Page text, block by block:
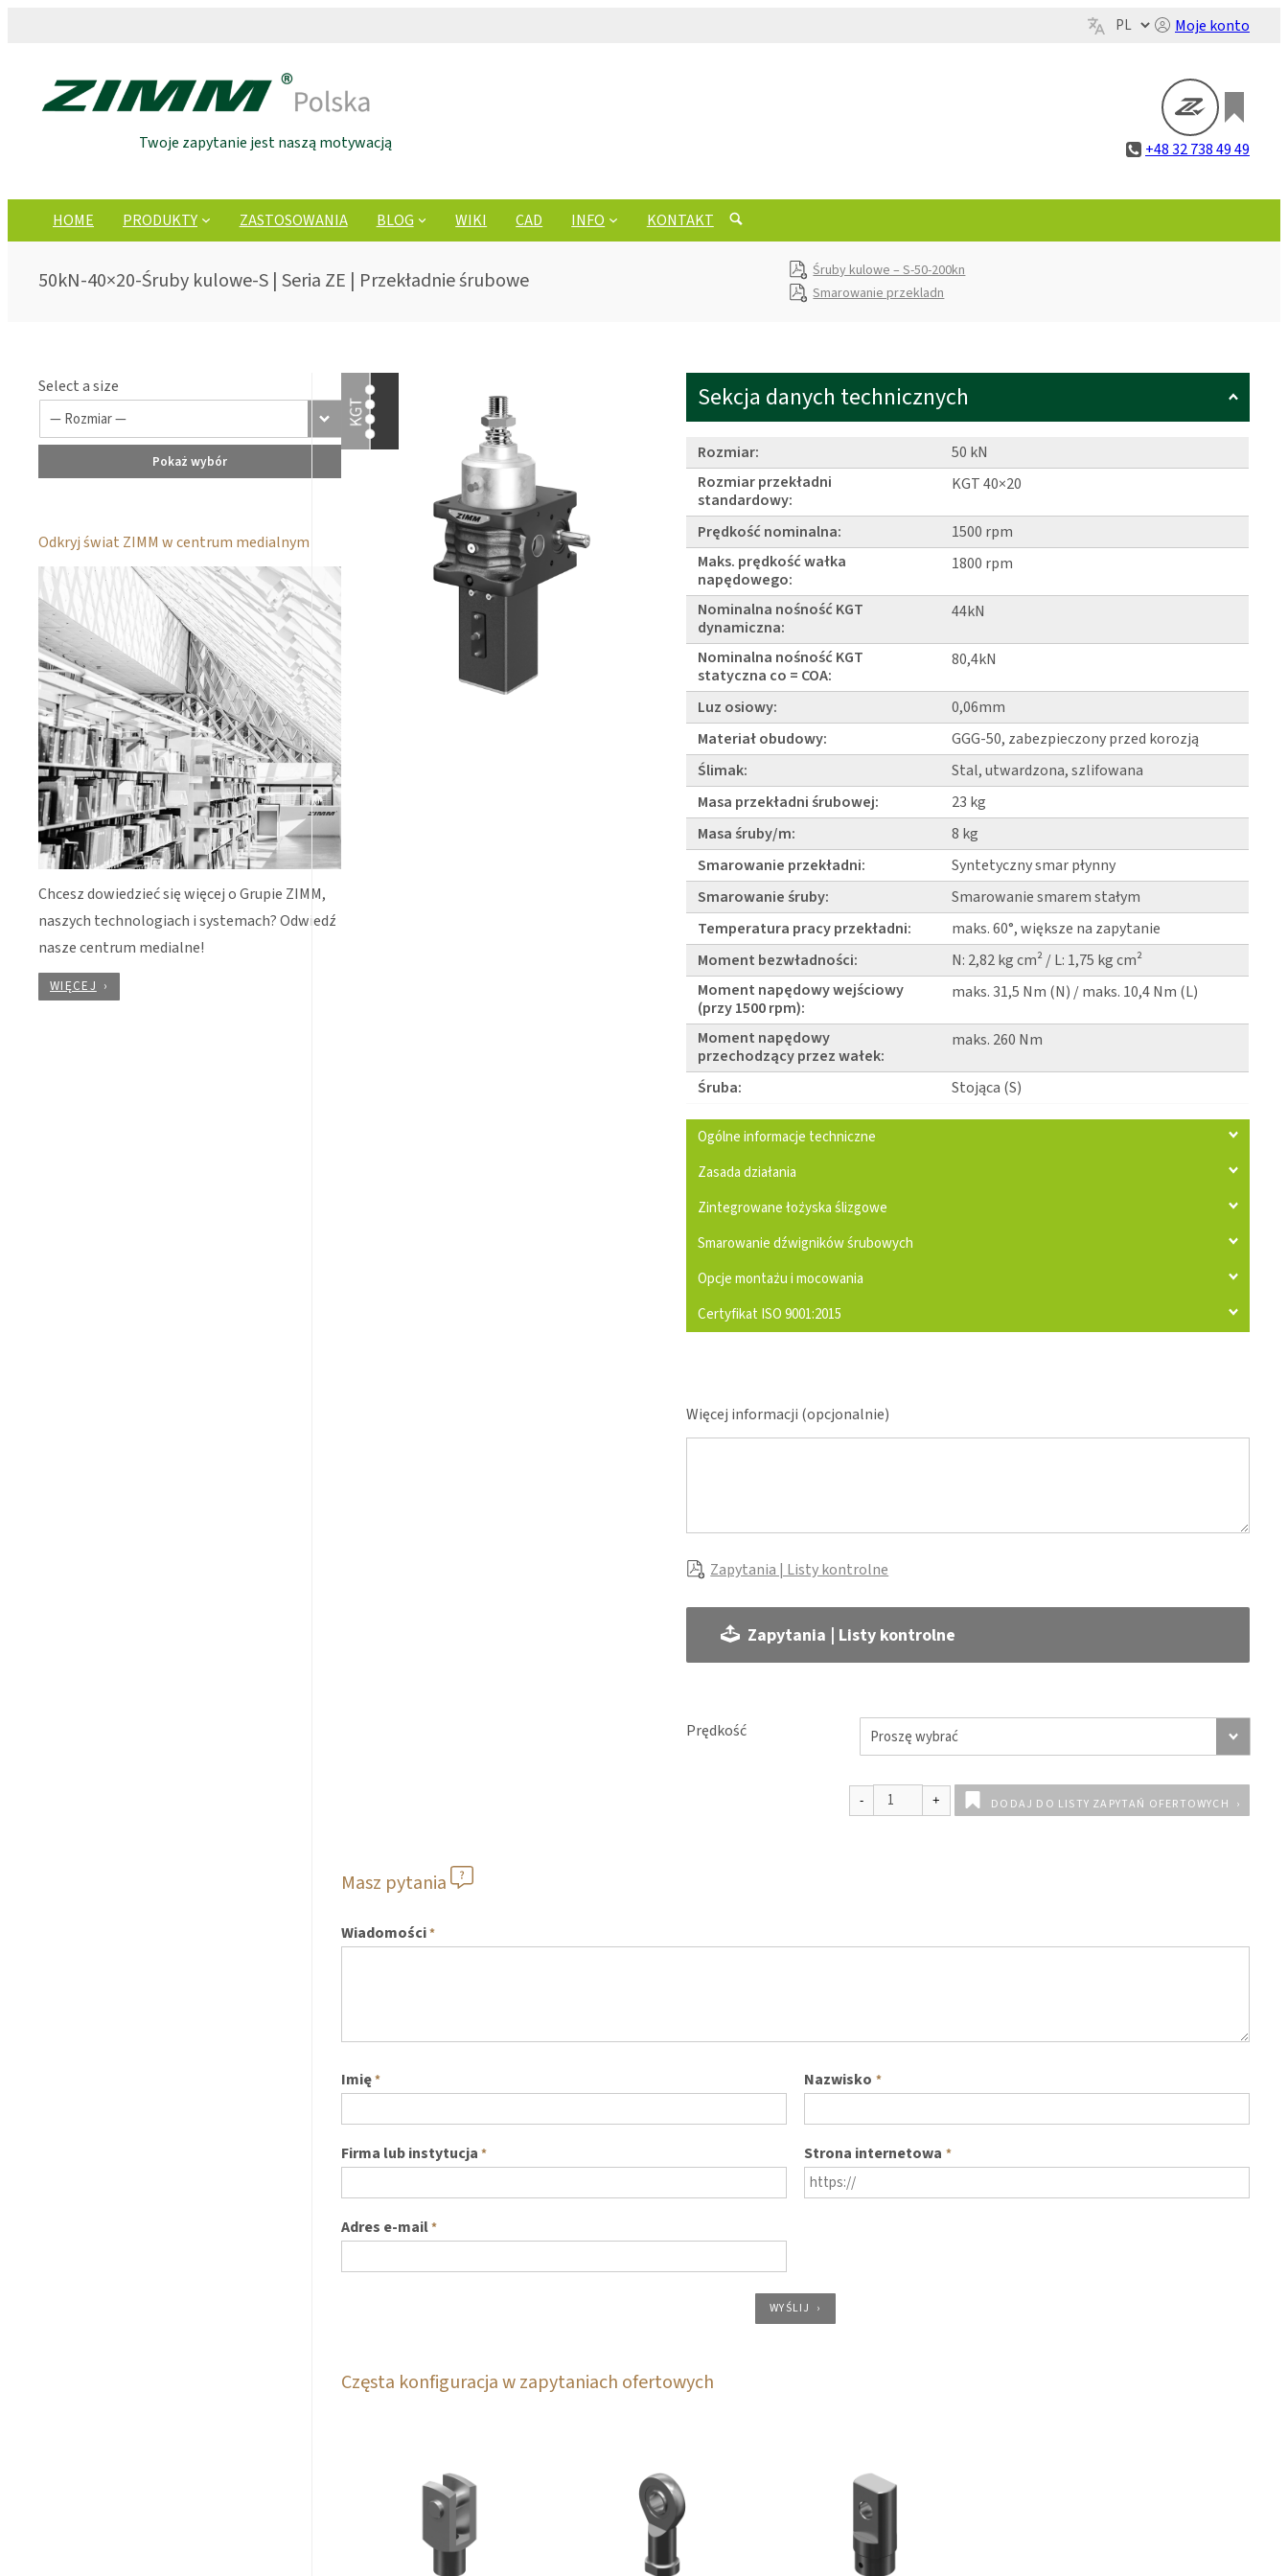
Moje konto
Twoje zapytanie jest naszą motywacją +48 32 738 49 49
HOME PRODUKTY ZASTOSOWANIA BLOG WIKI CAD INFO KONTAKT
50kN-40×20-Śruby kulowe-S | Seria ZE | Przekładnie śrubowe
Śruby kulowe – S-50-200kn
Smarowanie przekladn
Select a size
Pokaż wybór
Odkryj świat ZIMM w centrum medialnym
Chcesz dowiedzieć się więcej o Grupie ZIMM,
naszych technologiach i systemach? Odwiedź
nasze centrum medialne!
WIĘCEJ
Sekcja danych technicznych
Rozmiar:
50 kN
Rozmiar przekładni
standardowy:
KGT 40×20
Prędkość nominalna:
1500 rpm
Maks. prędkość wałka
napędowego:
1800 rpm
Nominalna nośność KGT
dynamiczna:
44kN
Nominalna nośność KGT
statyczna co = COA:
80,4kN
Luz osiowy:
0,06mm
Materiał obudowy:
GGG-50, zabezpieczony przed korozją
Ślimak:
Stal, utwardzona, szlifowana
Masa przekładni śrubowej:
23 kg
Masa śruby/m:
8 kg
Smarowanie przekładni:
Syntetyczny smar płynny
Smarowanie śruby:
Smarowanie smarem stałym
Temperatura pracy przekładni:
maks. 60°, większe na zapytanie
Moment bezwładności:
N: 2,82 kg cm² / L: 1,75 kg cm²
Moment napędowy wejściowy
(przy 1500 rpm):
maks. 31,5 Nm (N) / maks. 10,4 Nm (L)
Moment napędowy
przechodzący przez wałek:
maks. 260 Nm
Śruba: Stojąca (S)
Ogólne informacje techniczne
Zasada działania
Zintegrowane łożyska ślizgowe
Smarowanie dźwigników śrubowych
Opcje montażu i mocowania
Certyfikat ISO 9001:2015
Więcej informacji (opcjonalnie)
Zapytania | Listy kontrolne
Zapytania | Listy kontrolne
Prędkość
DODAJ DO LISTY ZAPYTAŃ OFERTOWYCH
Masz pytania
Wiadomości*
Imię* Nazwisko *
Firma lub instytucja * Strona internetowa *
Adres e-mail*
WYŚLIJ
Częsta konfiguracja w zapytaniach ofertowych